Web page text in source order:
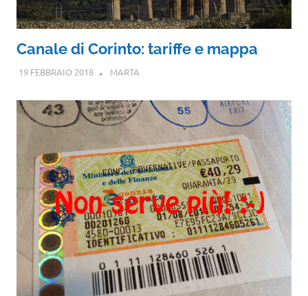
Canale di Corinto: tariffe e mappa
19 FEBBRAIO 2018 MARTA